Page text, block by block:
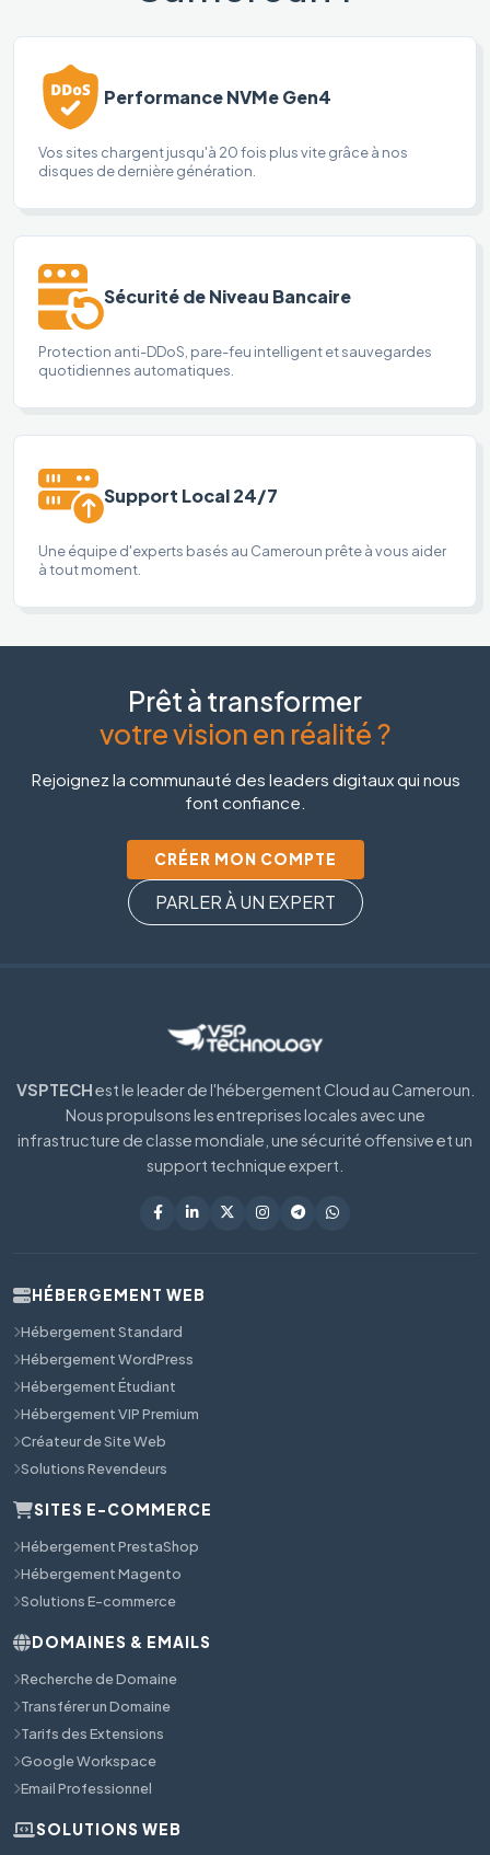
Performance NVMe Gen4
Vos sites chargent jusqu'à 20 fois plus vite grâce à nos
disques de dernière génération.
Sécurité de Niveau Bancaire
Protection anti-DDoS, pare-feu intelligent et sauvegardes
quotidiennes automatiques.
Support Local 24/7
Une équipe d'experts basés au Cameroun prête à vous aider
à tout moment.
Prêt à transformer
votre vision en réalité ?
Rejoignez la communauté des leaders digitaux qui nous
font confiance.
CRÉER MON COMPTE
PARLER À UN EXPERT
VSPTECHest le leader de l'hébergement Cloud au Cameroun.
Nous propulsons les entreprises locales avec une
infrastructure de classe mondiale, une sécurité offensive et un
support technique expert.
HÉBERGEMENT WEB
Hébergement Standard
Hébergement WordPress
Hébergement Étudiant
Hébergement VIP Premium
Créateur de Site Web
Solutions Revendeurs
SITES E-COMMERCE
Hébergement PrestaShop
Hébergement Magento
Solutions E-commerce
DOMAINES & EMAILS
Recherche de Domaine
Transférer un Domaine
Tarifs des Extensions
Google Workspace
Email Professionnel
SOLUTIONS WEB